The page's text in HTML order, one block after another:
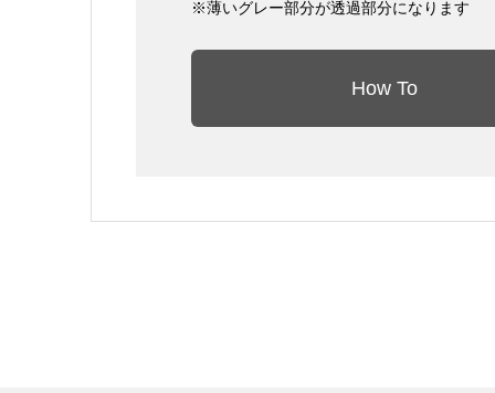
※薄いグレー部分が透過部分になります
How To